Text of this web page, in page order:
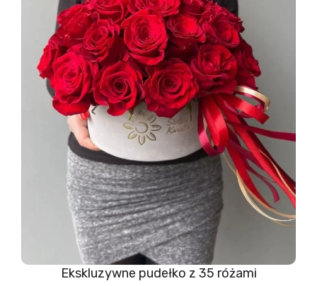
Ekskluzywne pudełko z 35 różami